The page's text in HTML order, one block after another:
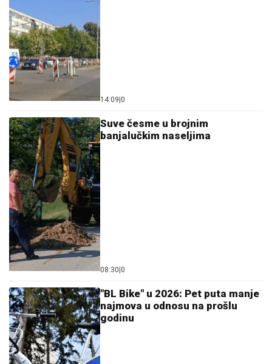
14:09 0
Suve česme u brojnim
banjalučkim naseljima
08:30 0
"BL Bike" u 2026: Pet puta manje
najmova u odnosu na prošlu
godinu